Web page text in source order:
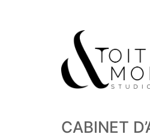
CABINET